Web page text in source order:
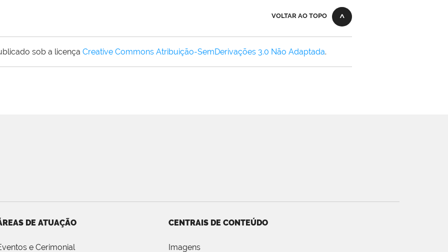
VOLTAR AO TOPO
sob a licença Creative Commons Atribuição-SemDerivações 3.0 Não Adaptada.
DE ATUAÇÃO
e Cerimonial
CENTRAIS DE CONTEÚDO
Imagens